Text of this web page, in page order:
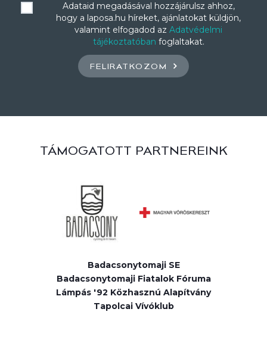
Adataid megadásával hozzájárulsz ahhoz,
hogy a laposa.hu híreket, ajánlatokat küldjön,
valamint elfogadod az Adatvédelmi
tájékoztatóban foglaltakat.
FELIRATKOZOM
TÁMOGATOTT PARTNEREINK
Badacsonytomaji SE
Badacsonytomaji Fiatalok Fóruma
Lámpás '92 Közhasznú Alapítvány
Tapolcai Vívóklub